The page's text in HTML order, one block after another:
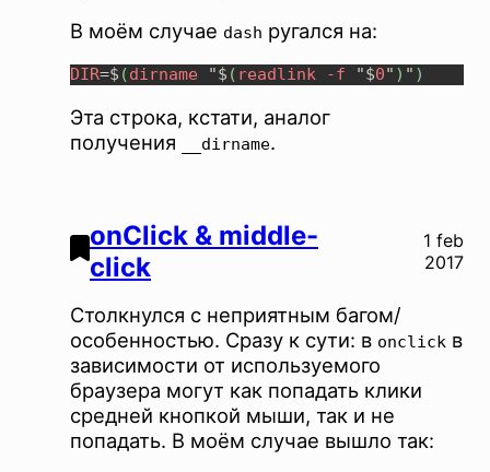
В моём случае dash ругался на:
DIR=$ (dirname "$ ( readlink -f "$0" ) "
Эта строка, кстати, аналог
получения
__dirname.
onClick & middle-
click
1 feb
2017
Столкнулся с неприятным багом/
особенностью. Сразу к сути: в onclick в
зависимости от используемого
браузера могут как попадать клики
средней кнопкой мыши, так и не
попадать. В моём случае вышло так: